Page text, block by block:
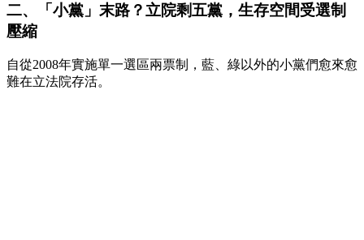
二、「小黨」末路？立院剩五黨，生存空間受選制
壓縮
自從2008年實施單一選區兩票制，藍、綠以外的小黨們愈來愈
難在立法院存活。